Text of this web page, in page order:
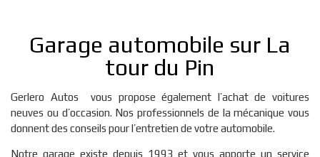
Garage automobile sur La
tour du Pin
Gerlero Autos vous propose également l’achat de voitures
neuves ou d’occasion. Nos professionnels de la mécanique vous
donnent des conseils pour l’entretien de votre automobile.
Notre garage existe depuis 1993 et vous apporte un service